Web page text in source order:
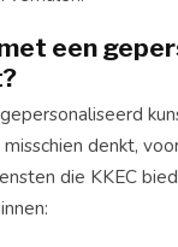
een
denkt,
die KKEC